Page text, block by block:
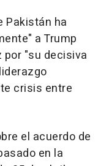
Pakistán ha
a Trump
por "su decisiva
crisis entre
el acuerdo de
en la